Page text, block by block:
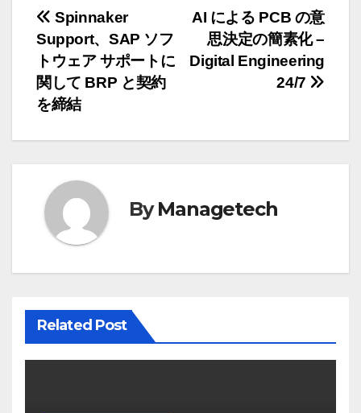
投
稿
ナ
ビ
ー
シ
AI による PCB の意
思決定の簡素化 –
Digital Engineering
24/7
Spinnaker
Support、SAP ソフ
トウェア サポートに
関して BRP と契約
を締結
ByManagetech
Related Post